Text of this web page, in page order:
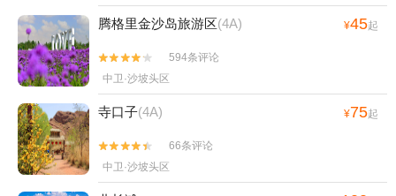
腾格里金沙岛旅游区(4A) ¥45起


594条评论
中卫·沙坡头区
寺口子(4A) ¥75起


66条评论
中卫·沙坡头区